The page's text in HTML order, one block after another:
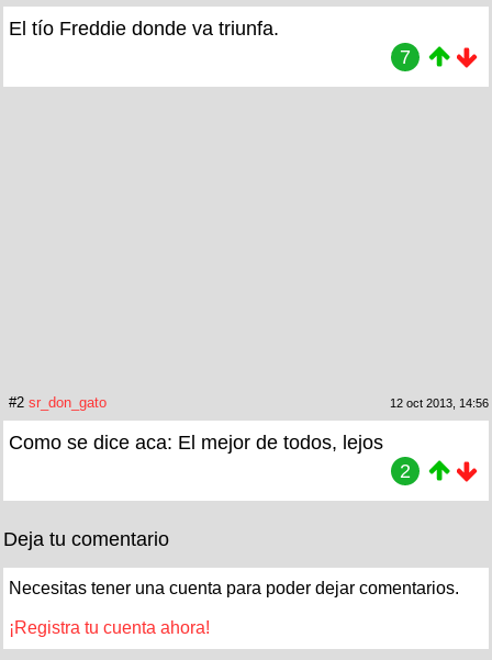
El tío Freddie donde va triunfa.
7
#2 sr_don_gato 12 oct 2013, 14:56
Como se dice aca: El mejor de todos, lejos
2
Deja tu comentario
Necesitas tener una cuenta para poder dejar comentarios.
¡Registra tu cuenta ahora!